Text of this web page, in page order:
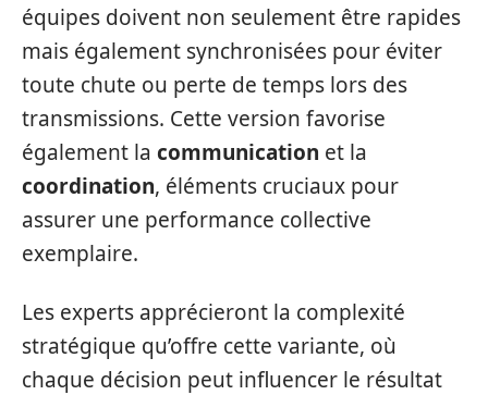
équipes doivent non seulement être rapides
mais également synchronisées pour éviter
toute chute ou perte de temps lors des
transmissions. Cette version favorise
également la communication et la
coordination, éléments cruciaux pour
assurer une performance collective
exemplaire.
Les experts apprécieront la complexité
stratégique qu’offre cette variante, où
chaque décision peut influencer le résultat